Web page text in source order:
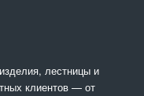
лестницы и
клиентов — от